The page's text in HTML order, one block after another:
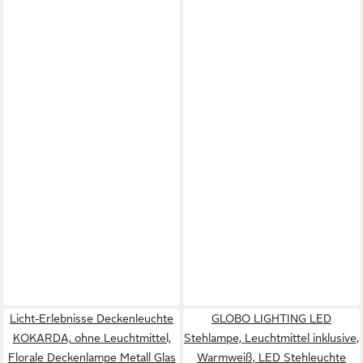
Licht-Erlebnisse Deckenleuchte
KOKARDA, ohne Leuchtmittel,
Florale Deckenlampe Metall Glas
GLOBO LIGHTING LED
Stehlampe, Leuchtmittel inklusive,
Warmweiß, LED Stehleuchte